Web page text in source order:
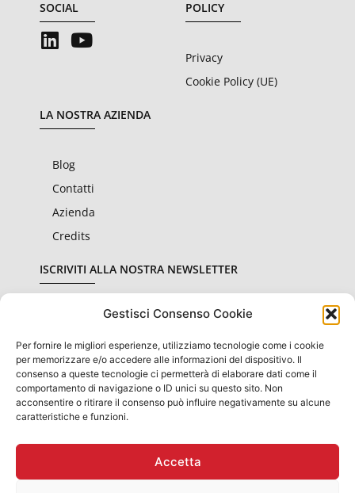
Gestisci Consenso Cookie
Per fornire le migliori esperienze, utilizziamo tecnologie come i cookie
per memorizzare e/o accedere alle informazioni del dispositivo. Il
consenso a queste tecnologie ci permetterà di elaborare dati come il
comportamento di navigazione o ID unici su questo sito. Non
acconsentire o ritirare il consenso può influire negativamente su alcune
caratteristiche e funzioni.
Accetta
SOCIAL POLICY
Privacy
Cookie Policy (UE)
LA NOSTRA AZIENDA
Blog
Contatti
Azienda
Credits
ISCRIVITI ALLA NOSTRA NEWSLETTER
Dichiaro di aver letto e accettato le condizioni sullaprivacy
Invia
OBBLIGHI INFORMATIVI PER LE EROGAZIONI PUBBLICHE: GLI
AIUTI DI STATO E GLI AIUTI "DE MINIMIS" RICEVUTI